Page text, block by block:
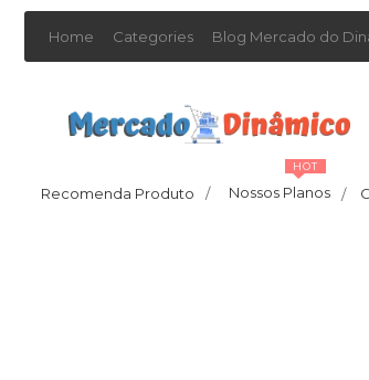
Home Categories Blog Mercado do
Recomenda Produto / Nossos Planos /
HOT